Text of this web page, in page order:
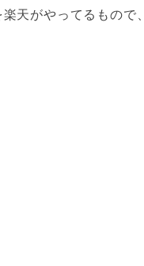
天がやってるもの